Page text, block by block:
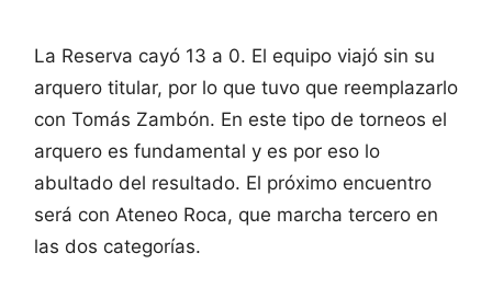
La Reserva cayó 13 a 0. El equipo viajó sin su
arquero titular, por lo que tuvo que reemplazarlo
con Tomás Zambón. En este tipo de torneos el
arquero es fundamental y es por eso lo
abultado del resultado. El próximo encuentro
será con Ateneo Roca, que marcha tercero en
las dos categorías.